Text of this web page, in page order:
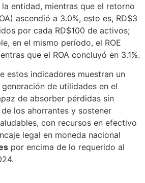
entidad, mientras que el retorno
ascendió a 3.0%, esto es, RD$3
por cada RD$100 de activos;
en el mismo período, el ROE
que el ROA concluyó en 3.1%.
estos indicadores muestran un
de utilidades en el
de absorber pérdidas sin
los ahorrantes y sostener
con recursos en efectivo
legal en moneda nacional
por encima de lo requerido al